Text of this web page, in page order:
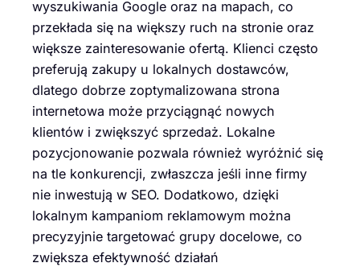
wyszukiwania Google oraz na mapach, co
przekłada się na większy ruch na stronie oraz
większe zainteresowanie ofertą. Klienci często
preferują zakupy u lokalnych dostawców,
dlatego dobrze zoptymalizowana strona
internetowa może przyciągnąć nowych
klientów i zwiększyć sprzedaż. Lokalne
pozycjonowanie pozwala również wyróżnić się
na tle konkurencji, zwłaszcza jeśli inne firmy
nie inwestują w SEO. Dodatkowo, dzięki
lokalnym kampaniom reklamowym można
precyzyjnie targetować grupy docelowe, co
zwiększa efektywność działań